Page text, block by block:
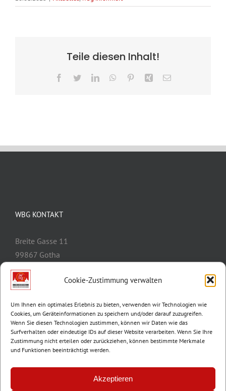
Cookie-Zustimmung verwalten
Um Ihnen ein optimales Erlebnis zu bieten, verwenden wir Technologien wie
Cookies, um Geräteinformationen zu speichern und/oder darauf zuzugreifen.
Wenn Sie diesen Technologien zustimmen, können wir Daten wie das
Surfverhalten oder eindeutige IDs auf dieser Website verarbeiten. Wenn Sie Ihre
Zustimmung nicht erteilen oder zurückziehen, können bestimmte Merkmale
und Funktionen beeinträchtigt werden.
Akzeptieren
Teile diesen Inhalt!
Facebook
TwitterLinkedInWhatsApp
PinterestXing E-
WBG KONTAKT
Breite Gasse 11
99867 Gotha
Telefon:
E-Mail:
info@wbg-gotha.de